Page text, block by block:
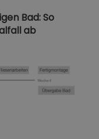
Bad: So
ab